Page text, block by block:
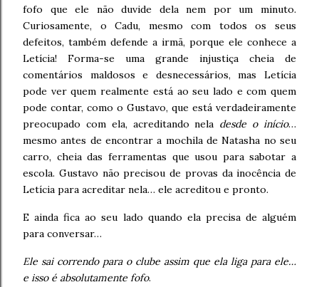
fofo que ele não duvide dela nem por um minuto.
Curiosamente, o Cadu, mesmo com todos os seus
defeitos, também defende a irmã, porque ele conhece a
Letícia! Forma-se uma grande injustiça cheia de
comentários maldosos e desnecessários, mas Letícia
pode ver quem realmente está ao seu lado e com quem
pode contar, como o Gustavo, que está verdadeiramente
preocupado com ela, acreditando nela desde o início…
mesmo antes de encontrar a mochila de Natasha no seu
carro, cheia das ferramentas que usou para sabotar a
escola. Gustavo não precisou de provas da inocência de
Letícia para acreditar nela… ele acreditou e pronto.
E ainda fica ao seu lado quando ela precisa de alguém
para conversar…
Ele sai correndo para o clube assim que ela liga para ele…
e isso é absolutamente fofo.